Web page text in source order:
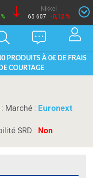
Nikkei
65 607
-0,12 %
PRODUITS À 0€ DE FRAIS
DE COURTAGE
Marché : Euronext
SRD : Non